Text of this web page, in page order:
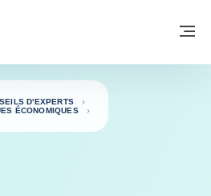
Groupe Coface
D'EXPERTS
ÉCONOMIQUES